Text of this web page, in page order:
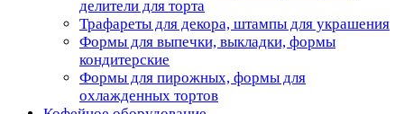
делители для торта
Трафареты для декора, штампы для украшения
Формы для выпечки, выкладки, формы
кондитерские
Формы для пирожных, формы для
охлажденных тортов